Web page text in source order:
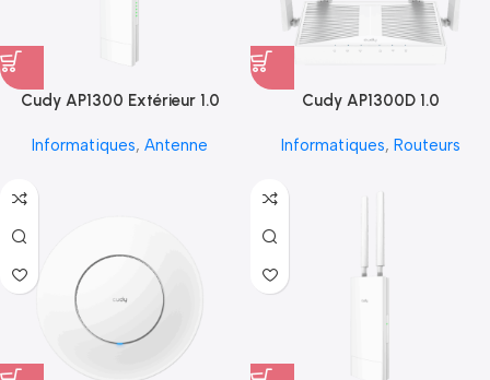
Cudy AP1300 Extérieur 1.0
Informatiques, Antenne
Cudy AP1300D 1.0
Informatiques, Routeurs